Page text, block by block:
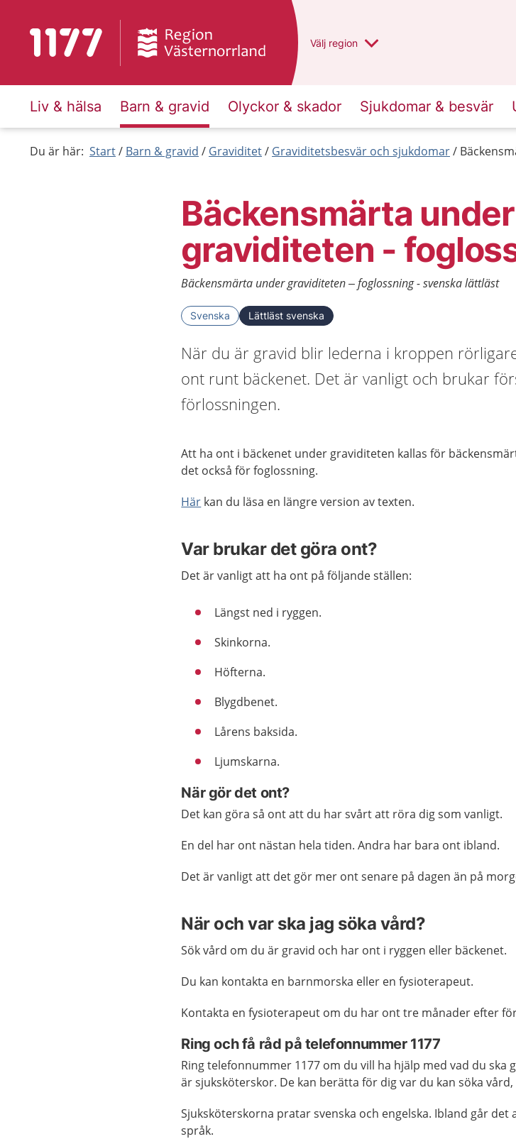
Till startsidan för 1177 Du har valt region
Välj en annan
region
Liv & hälsa Barn & gravid Olyckor & skador Sjukdomar & besvär
Du är här: Start Barn & gravid Graviditet Graviditetsbesvär och sjukdomar
Bäckensmärta under
graviditeten -
Bäckensmärta under graviditeten – foglossning - svenska lättläst
Svenska Lättläst svenska
När du är gravid blir lederna i kroppen
ont runt bäckenet. Det är vanligt och brukar
förlossningen.
Att ha ont i bäckenet under graviditeten kallas för
det också för foglossning.
Här kan du läsa en längre version av texten.
Var brukar det göra ont?
Det är vanligt att ha ont på följande ställen:
Längst ned i ryggen.
Skinkorna.
Höfterna.
Blygdbenet.
Lårens baksida.
Ljumskarna.
När gör det ont?
Det kan göra så ont att du har svårt att röra dig som vanligt.
En del har ont nästan hela tiden. Andra har bara ont ibland.
Det är vanligt att det gör mer ont senare på dagen än på
När och var ska jag söka vård?
Sök vård om du är gravid och har ont i ryggen eller bäckenet.
Du kan kontakta en barnmorska eller en fysioterapeut.
Kontakta en fysioterapeut om du har ont tre månader efter
Ring och få råd på telefonnummer 1177
Ring telefonnummer 1177 om du vill ha hjälp med vad du ska
är sjuksköterskor. De kan berätta för dig var du kan söka
Sjuksköterskorna pratar svenska och engelska. Ibland går det
språk.